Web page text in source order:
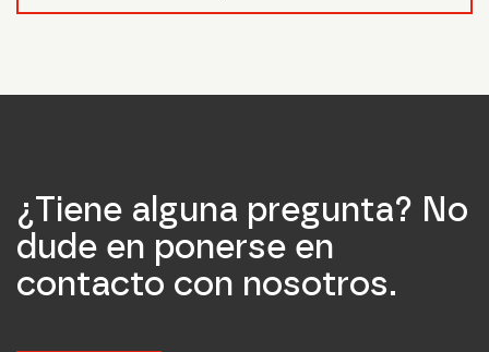
¿Tiene alguna pregunta? No
dude en ponerse en
contacto con nosotros.